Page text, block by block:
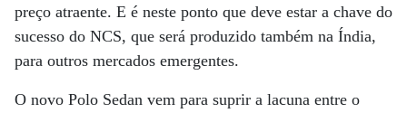
preço atraente. E é neste ponto que deve estar a chave do
sucesso do NCS, que será produzido também na Índia,
para outros mercados emergentes.
O novo Polo Sedan vem para suprir a lacuna entre o